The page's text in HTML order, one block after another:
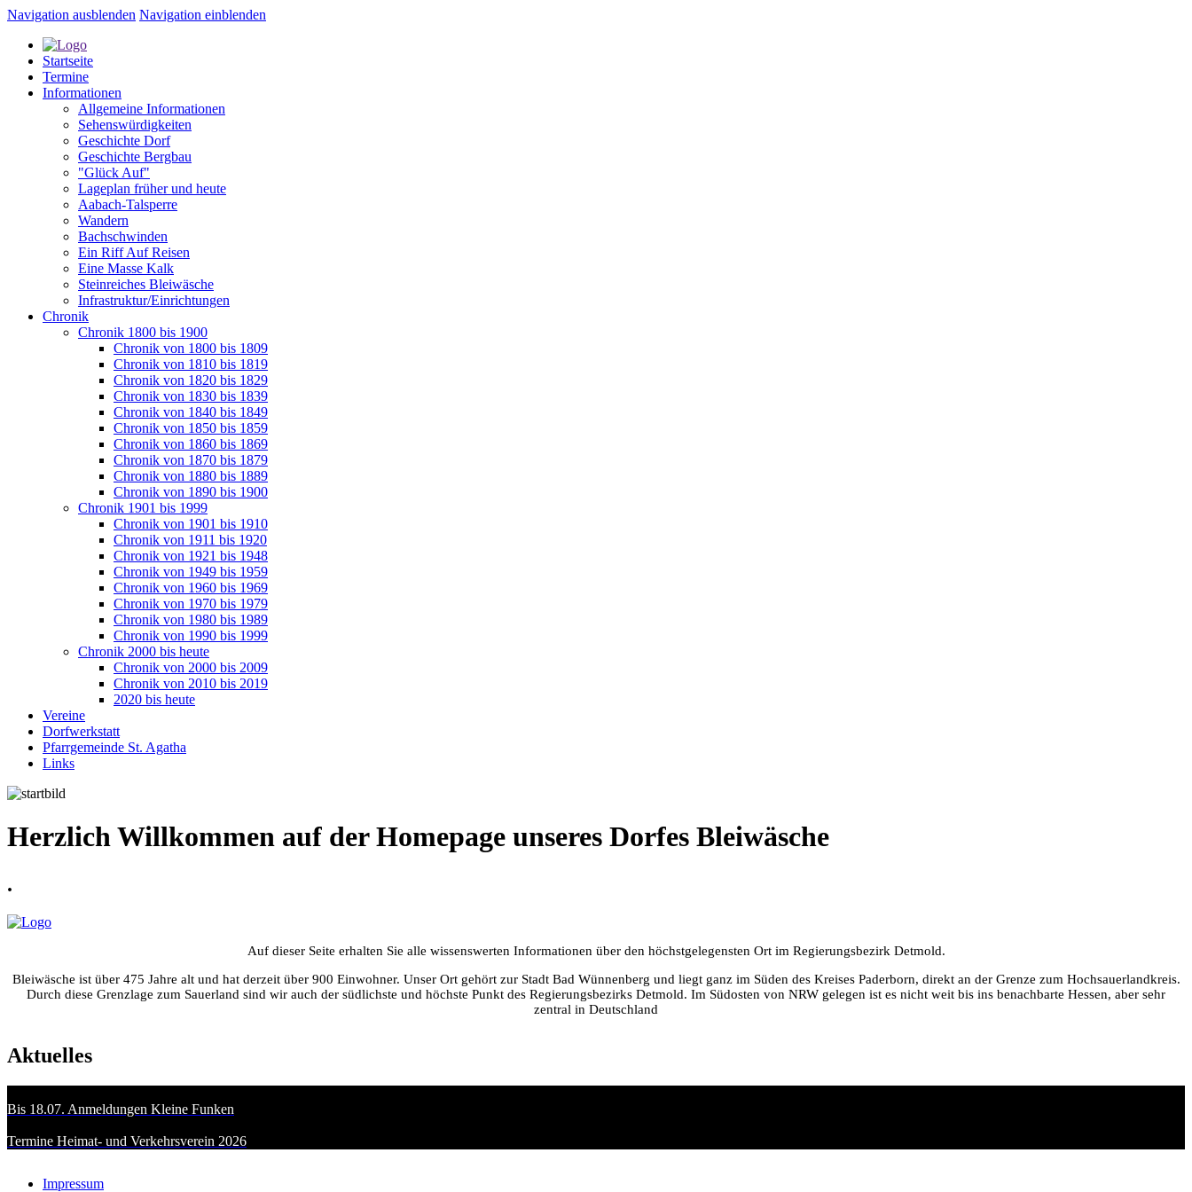
Navigation ausblenden Navigation einblenden
Startseite
Termine
Informationen
Allgemeine Informationen
Sehenswürdigkeiten
Geschichte Dorf
Geschichte Bergbau
"Glück Auf"
Lageplan früher und heute
Aabach-Talsperre
Wandern
Bachschwinden
Ein Riff Auf Reisen
Eine Masse Kalk
Steinreiches Bleiwäsche
Infrastruktur/Einrichtungen
Chronik
Chronik 1800 bis 1900
Chronik von 1800 bis 1809
Chronik von 1810 bis 1819
Chronik von 1820 bis 1829
Chronik von 1830 bis 1839
Chronik von 1840 bis 1849
Chronik von 1850 bis 1859
Chronik von 1860 bis 1869
Chronik von 1870 bis 1879
Chronik von 1880 bis 1889
Chronik von 1890 bis 1900
Chronik 1901 bis 1999
Chronik von 1901 bis 1910
Chronik von 1911 bis 1920
Chronik von 1921 bis 1948
Chronik von 1949 bis 1959
Chronik von 1960 bis 1969
Chronik von 1970 bis 1979
Chronik von 1980 bis 1989
Chronik von 1990 bis 1999
Chronik 2000 bis heute
Chronik von 2000 bis 2009
Chronik von 2010 bis 2019
2020 bis heute
Vereine
Dorfwerkstatt
Pfarrgemeinde St. Agatha
Links
Herzlich Willkommen auf der Homepage unseres Dorfes Bleiwäsche
.
Auf dieser Seite erhalten Sie alle wissenswerten Informationen über den höchstgelegensten Ort im Regierungsbezirk Detmold.
Bleiwäsche ist über 475 Jahre alt und hat derzeit über 900 Einwohner. Unser Ort gehört zur Stadt Bad Wünnenberg und liegt ganz im Süden des Kreises Paderborn, direkt an der Grenze zum Hochsauerlandkreis.
Durch diese Grenzlage zum Sauerland sind wir auch der südlichste und höchste Punkt des Regierungsbezirks Detmold. Im Südosten von NRW gelegen ist es nicht weit bis ins benachbarte Hessen, aber sehr
zentral in Deutschland
Aktuelles
Bis 18.07. Anmeldungen Kleine Funken
Termine Heimat- und Verkehrsverein 2026
Impressum